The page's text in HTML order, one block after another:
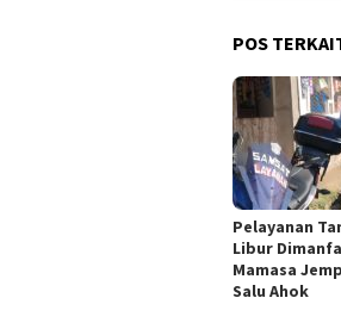
POS
Pelayanan
Libur
Mamasa
Salu Ahok